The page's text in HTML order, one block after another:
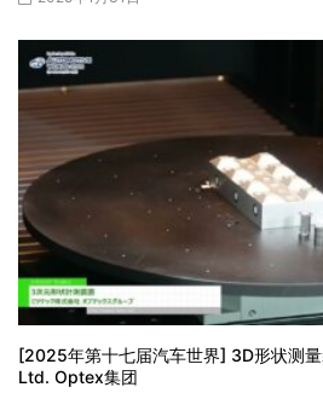
[2025年第十七届汽车世界] 3D形状测
Ltd. Optex集团